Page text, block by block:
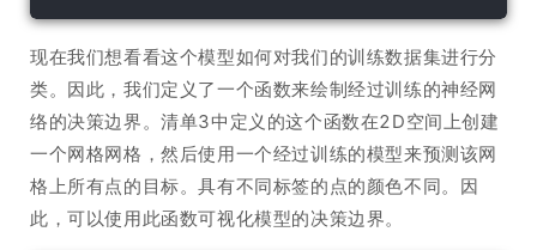
现在我们想看看这个模型如何对我们的训练数据集进行分
类。因此，我们定义了一个函数来绘制经过训练的神经网
络的决策边界。清单3中定义的这个函数在2D空间上创建
一个网格网格，然后使用一个经过训练的模型来预测该网
格上所有点的目标。具有不同标签的点的颜色不同。因
此，可以使用此函数可视化模型的决策边界。